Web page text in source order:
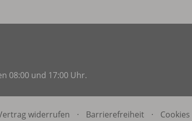
08:00 und 17:00 Uhr.
widerrufen · Barrierefreiheit · Cookies